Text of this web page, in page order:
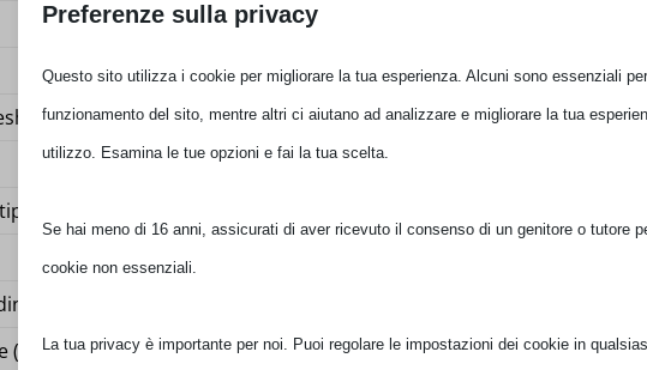
1000:1
75 Hz
16,78 milioni di colori
(orizzontale)
178°
Preferenze sulla privacy
Questo sito utilizza i cookie per migliorare la tua esperienza. Alcuni sono essenziali per
funzionamento del sito, mentre altri ci aiutano ad analizzare e migliorare la tua
utilizzo. Esamina le tue opzioni e fai la tua scelta.
Se hai meno di 16 anni, assicurati di aver ricevuto il consenso di un genitore o tutore
cookie non essenziali.
La tua privacy è importante per noi. Puoi regolare le impostazioni dei cookie in